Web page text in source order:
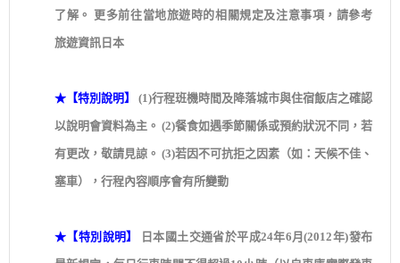
了解。 更多前往當地旅遊時的相關規定及注意事項，請參考
旅遊資訊日本
★【特別說明】 (1)行程班機時間及降落城市與住宿飯店之確認
以說明會資料為主。 (2)餐食如遇季節關係或預約狀況不同，若
有更改，敬請見諒。 (3)若因不可抗拒之因素（如：天候不佳、
塞車），行程內容順序會有所變動
★【特別說明】 日本國土交通省於平成24年6月(2012年)發布